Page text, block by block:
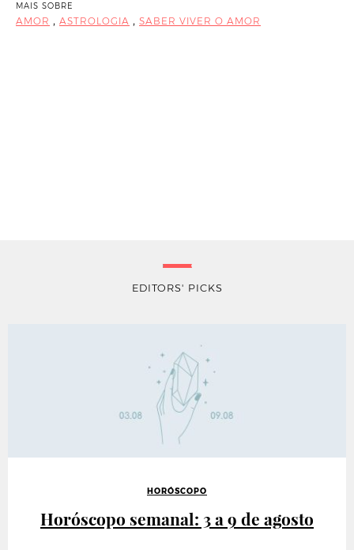
MAIS SOBRE
AMOR , ASTROLOGIA , SABER VIVER O AMOR
EDITORS' PICKS
HORÓSCOPO
Horóscopo semanal: 3 a 9 de agosto